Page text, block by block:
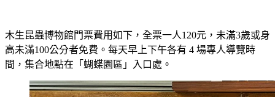
木生昆蟲博物館門票費用如下，全票一人120元，未滿3歲或身
高未滿100公分者免費。每天早上下午各有 4 場專人導覽時
間，集合地點在「蝴蝶園區」入口處。